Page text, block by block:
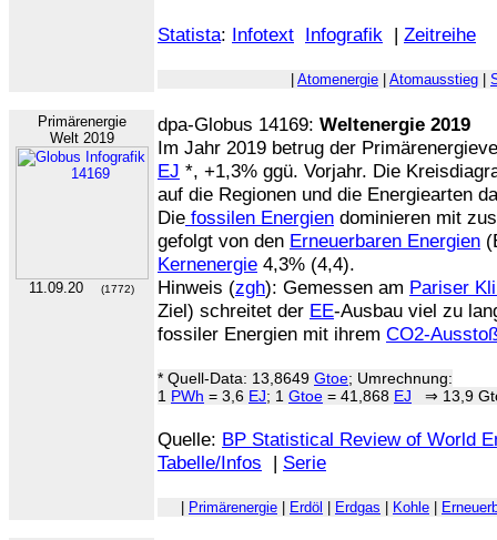
Statista: Infotext Infografik | Zeitreihe
Atomenergie Atomausstieg
Primärenergie
Welt 2019
11.09.20 (1772)
dpa-Globus 14169: Weltenergie 2019
Im Jahr 2019 betrug der
EJ *, +1,3% ggü. Vorjahr. Die
auf die Regionen und die Energiearten
Die fossilen Energien dominieren mit
gefolgt von den Erneuerbaren Energien
Kernenergie 4,3% (4,4).
Hinweis (zgh): Gemessen am Pariser
Ziel) schreitet der EE-Ausbau viel zu
fossiler Energien mit ihrem CO2-
* Quell-Data: 13,8649 Gtoe; Umrechnung:
1 PWh = 3,6 EJ; 1 Gtoe = 41,868 EJ ⇒ 13,9
Quelle: BP Statistical Review of World
Tabelle/Infos | Serie
Primärenergie Erdöl Erdgas Kohle